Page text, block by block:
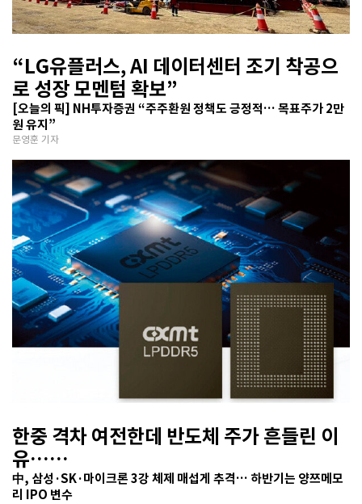
“LG유플러스, AI 데이터센터 조기 착공으
로 성장 모멘텀 확보”
[오늘의 픽] NH투자증권 “주주환원 정책도 긍정적… 목표주가 2만
원 유지”
문영훈 기자
한중 격차 여전한데 반도체 주가 흔들린 이
유…
기술보다 무서운 ‘과점 균열’ 공포
中, 삼성·SK·마이크론 3강 체제 매섭게 추격… 하반기는 양쯔메모
리 IPO 변수